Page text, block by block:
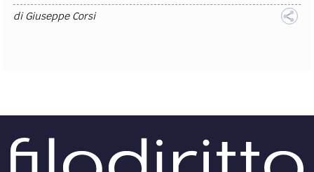
diGiuseppe Corsi